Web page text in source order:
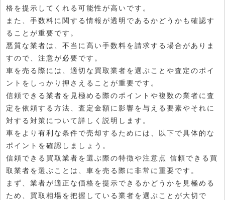
格を提示してくれる可能性が高いです。
また、手数料に関する情報が透明であるかどうかも確認す
ることが重要です。
悪質な業者は、不当に高い手数料を請求する場合がありま
すので、注意が必要です。
車を売る際には、適切な買取業者を選ぶことや査定のポイ
ントをしっかり押さえることが重要です。
信頼できる業者を見極める際のポイントや複数の業者に査
定を依頼する方法、査定金額に影響を与える要素やそれに
対する対策について詳しく説明します。
車をより有利な条件で売却するためには、以下で具体的な
ポイントを確認しましょう。
信頼できる買取業者を選ぶ際の特徴や注意点 信頼できる買
取業者を選ぶことは、車を売る際に非常に重要です。
まず、業者が適正な価格を提示できるかどうかを見極める
ため、買取相場を把握している業者を選ぶことが大切で